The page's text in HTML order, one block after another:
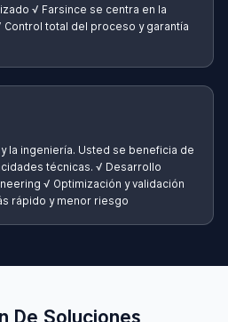
√ Farsince se centra en la
total del proceso y garantía
la ingeniería. Usted se beneficia de
técnicas. √ Desarrollo
√ Optimización y validación
rápido y menor riesgo
De Soluciones